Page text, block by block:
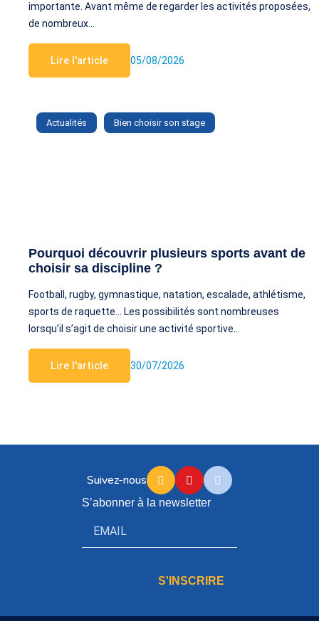
importante. Avant même de regarder les activités proposées,
de nombreux…
Lire l'article 05/08/2026
Actualités Bien choisir son stage
Pourquoi découvrir plusieurs sports avant de
choisir sa discipline ?
Football, rugby, gymnastique, natation, escalade, athlétisme,
sports de raquette… Les possibilités sont nombreuses
lorsqu’il s’agit de choisir une activité sportive…
Lire l'article 30/07/2026
Suivez-nous
S’abonner à la newsletter
S'INSCRIRE